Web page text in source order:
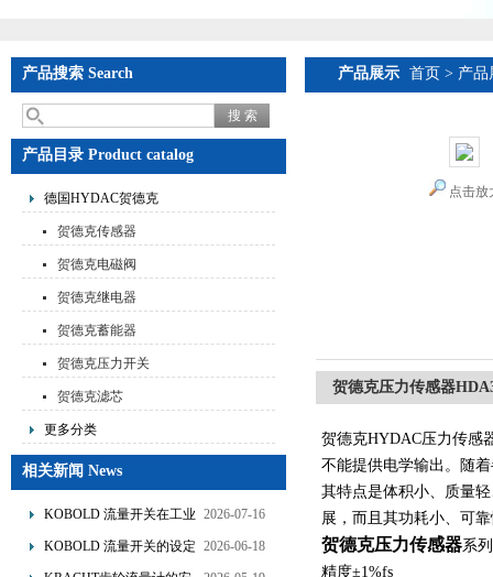
产品搜索 Search
产品目录 Product catalog
德国HYDAC贺德克
贺德克传感器
贺德克电磁阀
贺德克继电器
贺德克蓄能器
贺德克压力开关
贺德克滤芯
更多分类
相关新闻 News
KOBOLD 流量开关在工业
管道水流量监测中的应用
2026-07-16
KOBOLD 流量开关的设定
流量调节与刻度指示
2026-06-18
产品展示 首页 > 产品
点击放
贺德克压力传感器
贺德克HYDAC压力传感
不能提供电学输出。随
其特点是体积小、质量
展，而且其功耗小、可
贺德克压力传感器系
精度±1%fs